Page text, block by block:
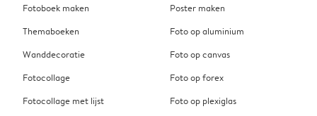
Fotoboek maken
Themaboeken
Wanddecoratie
Fotocollage
Fotocollage met lijst
Poster maken
Foto op aluminium
Foto op canvas
Foto op forex
Foto op plexiglas